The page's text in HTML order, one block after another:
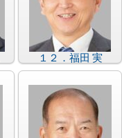
１２．福田 実